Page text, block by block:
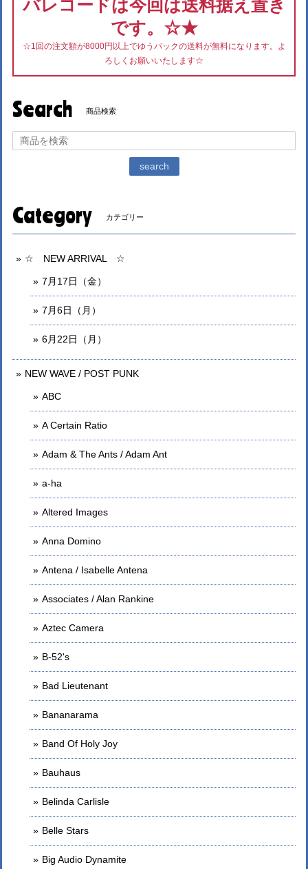
バレコードは今回は送料据え置き
です。☆★
☆1回の注文額が8000円以上でゆうパックの送料が無料になります。よ
ろしくお願いいたします☆
Search 商品検索
search
Category カテゴリー
☆ NEW ARRIVAL ☆
7月17日（金）
7月6日（月）
6月22日（月）
NEW WAVE / POST PUNK
ABC
A Certain Ratio
Adam & The Ants / Adam Ant
a-ha
Altered Images
Anna Domino
Antena / Isabelle Antena
Associates / Alan Rankine
Aztec Camera
B-52's
Bad Lieutenant
Bananarama
Band Of Holy Joy
Bauhaus
Belinda Carlisle
Belle Stars
Big Audio Dynamite